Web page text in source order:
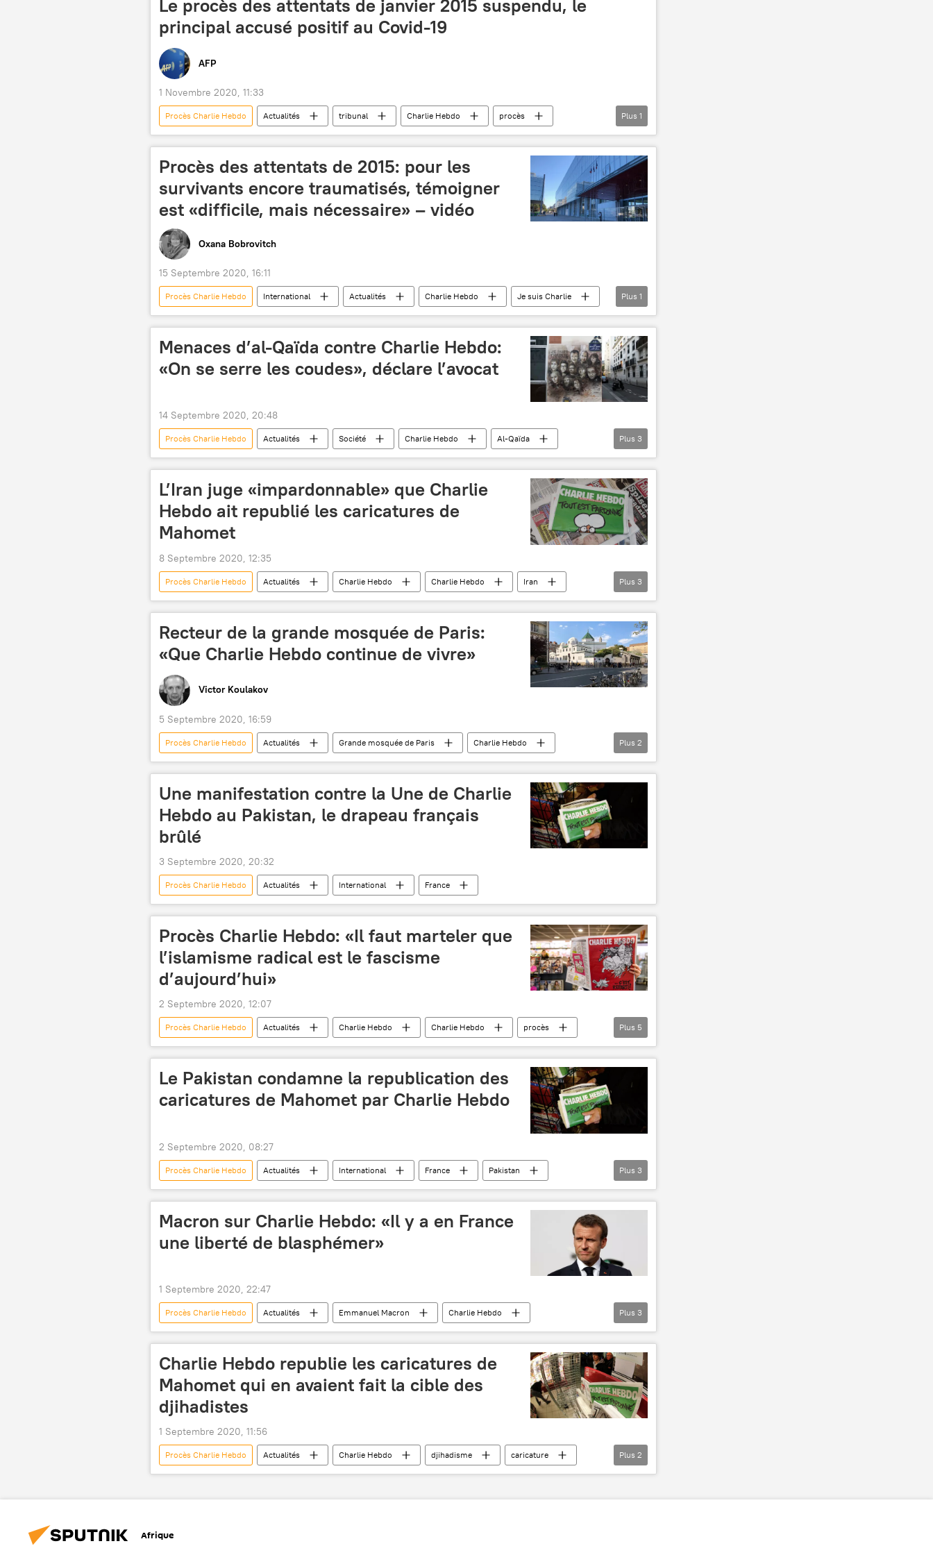
Le procès des attentats de janvier 2015 suspendu, le
principal accusé positif au Covid-19
AFP
1 Novembre 2020, 11:33
Procès Charlie Hebdo Actualités tribunal Charlie Hebdo
procès
France
Plus 1
Procès des attentats de 2015: pour les
survivants encore traumatisés, témoigner
est «difficile, mais nécessaire» – vidéo
Oxana Bobrovitch
15 Septembre 2020, 16:11
Procès Charlie Hebdo International Actualités Charlie Hebdo
Je suis Charlie
procès
Plus 1
Menaces d’al-Qaïda contre Charlie Hebdo:
«On se serre les coudes», déclare l’avocat
14 Septembre 2020, 20:48
Procès Charlie Hebdo Actualités Société Charlie Hebdo
Al-Qaïda
procès
avocat France
Plus 3
L’Iran juge «impardonnable» que Charlie
Hebdo ait republié les caricatures de
Mahomet
8 Septembre 2020, 12:35
Procès Charlie Hebdo Actualités Charlie Hebdo Charlie Hebdo
Iran
blasphème
condamnation France
Plus 3
Recteur de la grande mosquée de Paris:
«Que Charlie Hebdo continue de vivre»
Victor Koulakov
5 Septembre 2020, 16:59
Procès Charlie Hebdo Actualités Grande mosquée de Paris
Charlie Hebdo
procès
France
Plus 2
Une manifestation contre la Une de Charlie
Hebdo au Pakistan, le drapeau français
brûlé
3 Septembre 2020, 20:32
Procès Charlie Hebdo Actualités International France
Procès Charlie Hebdo: «Il faut marteler que
l’islamisme radical est le fascisme
d’aujourd’hui»
2 Septembre 2020, 12:07
Procès Charlie Hebdo Actualités Charlie Hebdo Charlie Hebdo
procès
islamisme
islamistes procès de Nuremberg fascisme France
Plus 5
Le Pakistan condamne la republication des
caricatures de Mahomet par Charlie Hebdo
2 Septembre 2020, 08:27
Procès Charlie Hebdo Actualités International France
Pakistan
Charlie Hebdo
Prophète Mahomet caricature
Plus 3
Macron sur Charlie Hebdo: «Il y a en France
une liberté de blasphémer»
1 Septembre 2020, 22:47
Procès Charlie Hebdo Actualités Emmanuel Macron
Charlie Hebdo
liberté d'expression
France caricature
Plus 3
Charlie Hebdo republie les caricatures de
Mahomet qui en avaient fait la cible des
djihadistes
1 Septembre 2020, 11:56
Procès Charlie Hebdo Actualités Charlie Hebdo djihadisme
caricature
Prophète Mahomet
France
Plus 2
Afrique